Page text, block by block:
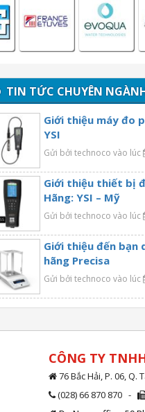
TIN TỨC CHUYÊN
Giới thiệu máy đo
YSI
Gửi bởi technoco vào lúc
Giới thiệu thiết bị
Hãng: YSI – Mỹ
Gửi bởi technoco vào lúc
Giới thiệu đến bạn
hãng Precisa
Gửi bởi technoco vào lúc
CÔNG TY
76 Bắc Hải, P. 06, Q.
(028) 66 870 870 -